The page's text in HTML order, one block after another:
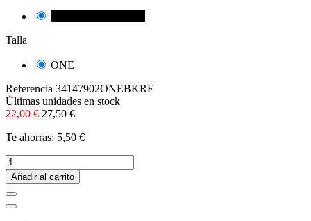
Talla
ONE
Referencia 34147902ONEBKRE
Últimas unidades en stock
22,00 € 27,50 €
Te ahorras: 5,50 €
Añadir al carrito